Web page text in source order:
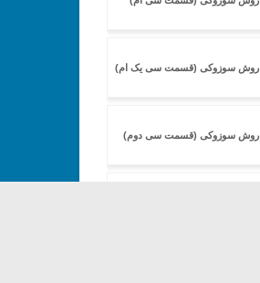
روش سوزوکی (قسمت سی یک ام)
روش سوزوکی (قسمت سی دوم)